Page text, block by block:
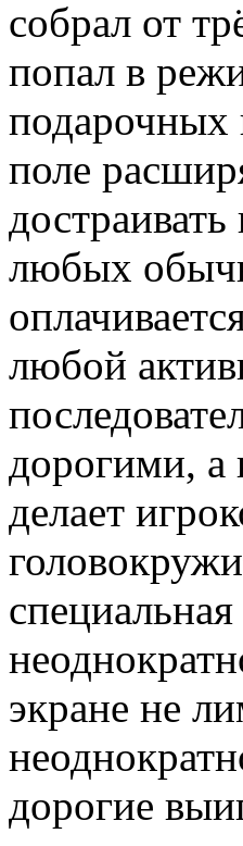
собрал от
попал в
подарочных
поле
любых
любой
дорогими, а
делает
экране не
дорогие